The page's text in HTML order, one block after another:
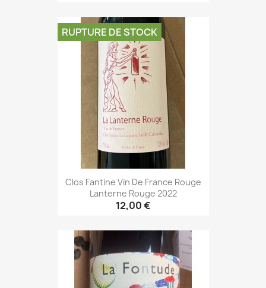
Clos Fantine Vin De France Rouge
Lanterne Rouge 2022
12,00 €
RUPTURE DE STOCK